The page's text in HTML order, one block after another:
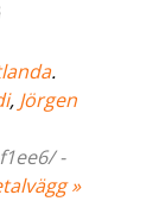
.
, Jörgen
-
»